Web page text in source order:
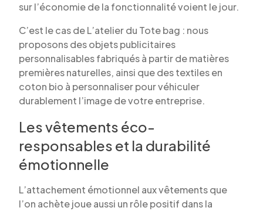
sur l’économie de la fonctionnalité voient le jour.
C’est le cas de L’atelier du Tote bag : nous
proposons des objets publicitaires
personnalisables fabriqués à partir de matières
premières naturelles, ainsi que des textiles en
coton bio à personnaliser pour véhiculer
durablement l’image de votre entreprise.
Les vêtements éco-
responsables et la durabilité
émotionnelle
L’attachement émotionnel aux vêtements que
l’on achète joue aussi un rôle positif dans la